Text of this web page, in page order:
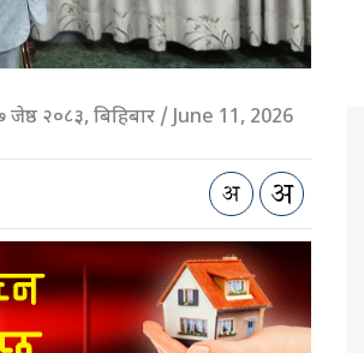
जेष्ठ २०८३, बिहिबार / June 11, 2026